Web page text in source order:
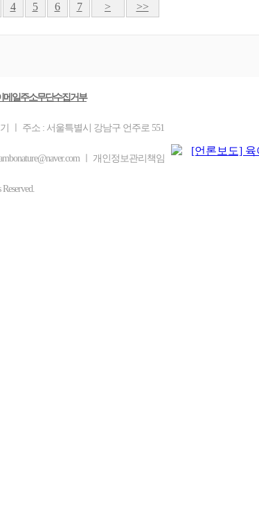
4 5 6 7 > >>
메일주소무단수집거부
ㅣ 주소 : 서울특별시 강남구 언주로 551
ㅣ 개인정보관리책임